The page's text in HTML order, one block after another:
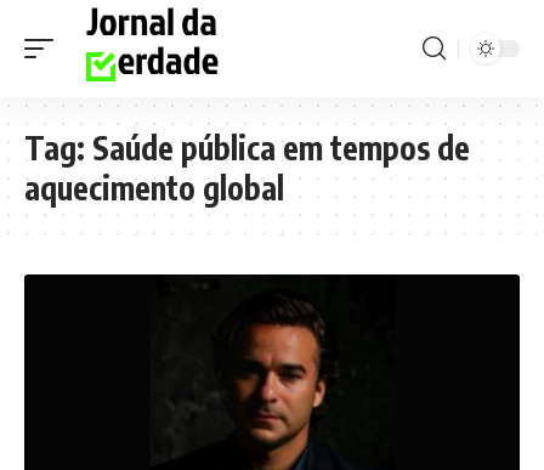
Tag: Saúde pública em tempos de
aquecimento global